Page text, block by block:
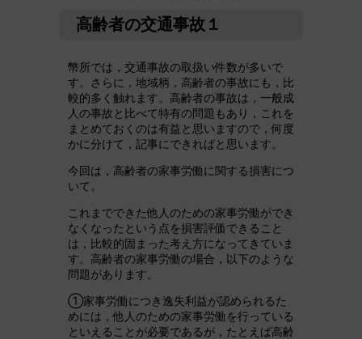
高齢者の交通事故１
幣所では，交通事故の取扱い件数が多いで
す。さらに，地域柄，高齢者の事故にも，比
較的多く触れます。高齢者の事故は，一般成
人の事故と比べて特有の問題もあり，これを
まとめておくのは有益と思いますので，何度
かに分けて，記事にできればと思います。
今回は，高齢者の家事労働に関する損害につ
いて。
これまでできた他人のための家事労働ができ
なくなったという点を損害評価できること
は，比較的固まった考え方になってきていま
す。高齢者の家事労働の場合，以下のような
問題があります。
①家事労働につき逸失利益が認められるた
めには，他人のための家事労働を行っている
といえることが必要であるが，たとえば高齢